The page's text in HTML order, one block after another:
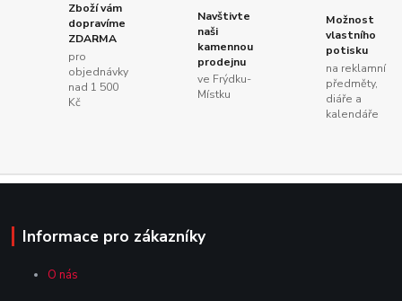
Zboží vám
dopravíme
ZDARMA
pro
objednávky
nad 1 500
Kč
Navštivte
naši
kamennou
prodejnu
ve Frýdku-
Místku
Možnost
vlastního
potisku
na reklamní
předměty,
diáře a
kalendáře
Informace pro zákazníky
O nás